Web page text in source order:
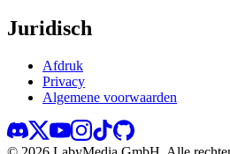
Juridisch
Afdruk
Privacy
Algemene voorwaarden